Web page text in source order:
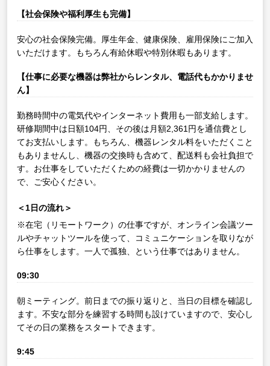
【社会保険や福利厚生も完備】
安心の社会保険完備。厚生年金、健康保険、雇用保険にご加入
いただけます。もちろん有給休暇や特別休暇もあります。
【仕事に必要な機器は弊社からレンタル、電話代もかかりませ
ん】
勤務時間中の電気代やインターネット費用も一部支給します。
研修期間中は日額104円、その後は月額2,361円を通信費とし
てお支払いします。もちろん、機器レンタル料をいただくこと
もありませんし、機器の交換時も含めて、配送料も会社負担で
す。お仕事をしていただくための経費は一切かかりませんの
で、ご安心ください。
＜1日の流れ＞
※在宅（リモートワーク）の仕事ですが、オンライン会議ツー
ルやチャットツールを使って、コミュニケーションを取りなが
ら仕事をします。一人で孤独、という仕事ではありません。
09:30
朝ミーティング。前日までの振り返りと、当日の目標を確認し
ます。不安な部分を練習する時間も設けていますので、安心し
てその日の業務をスタートできます。
9:45